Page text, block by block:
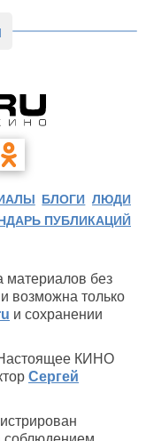
БЛОГИ ЛЮДИ
ПУБЛИКАЦИЙ
материалов без
возможна только
и сохранении
КИНО
Сергей